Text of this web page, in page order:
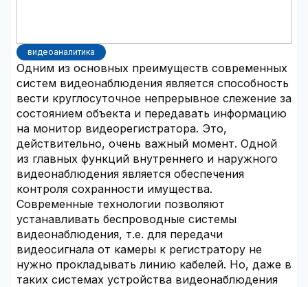
видеоаналитика
Одним из основных преимуществ современных
систем видеонаблюдения является способность
вести круглосуточное непрерывное слежение за
состоянием объекта и передавать информацию
на монитор видеорегистратора. Это,
действительно, очень важный момент. Одной
из главных функций внутреннего и наружного
видеонаблюдения является обеспечения
контроля сохранности имущества.
Современные технологии позволяют
устанавливать беспроводные системы
видеонаблюдения, т.е. для передачи
видеосигнала от камеры к регистратору не
нужно прокладывать линию кабелей. Но, даже в
таких системах устройства видеонаблюдения